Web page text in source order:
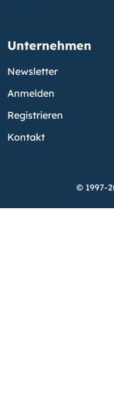
Unternehmen
Newsletter
Anmelden
Registrieren
Kontakt
© 1997-